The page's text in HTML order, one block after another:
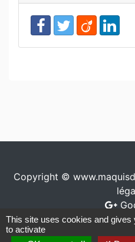
Copyright ©
Conception /
This site uses cookies and
to activate